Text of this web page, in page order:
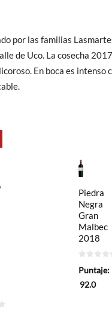
por las familias
de Uco. La cosecha
En boca es
Piedra
Negra
Gran
Malbec
2018
de
Puntaje:
92.0